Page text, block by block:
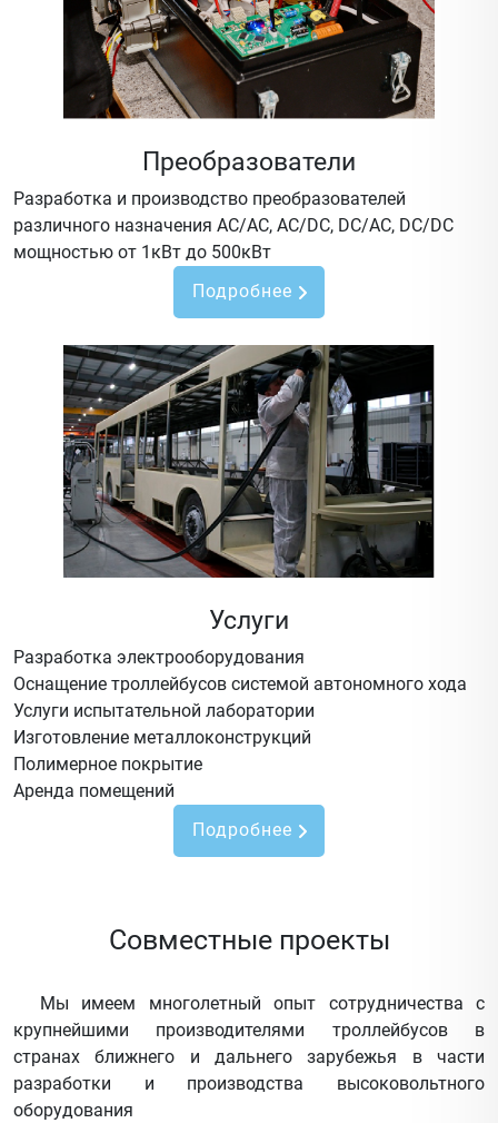
Преобразователи
Разработка и производство преобразователей
различного назначения AC/AC, AC/DC, DC/AC, DC/DC
мощностью от 1кВт до 500кВт
Подробнее
Услуги
Разработка электрооборудования
Оснащение троллейбусов системой автономного хода
Услуги испытательной лаборатории
Изготовление металлоконструкций
Полимерное покрытие
Аренда помещений
Подробнее
Совместные проекты
Мы имеем многолетный опыт сотрудничества с
крупнейшими производителями троллейбусов в
странах ближнего и дальнего зарубежья в части
разработки и производства высоковольтного
оборудования